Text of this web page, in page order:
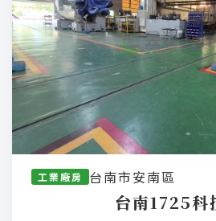
工業廠房 台南市安南區
台南1725科